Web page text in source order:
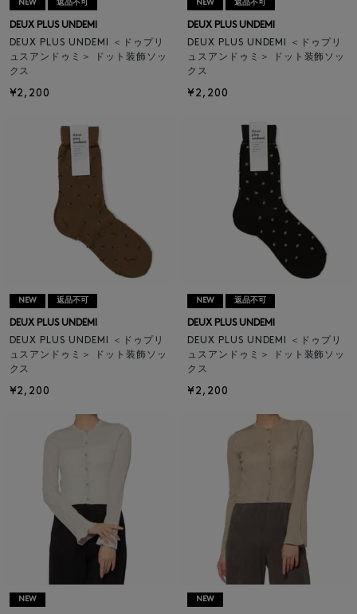
NEW 返品不可
DEUX PLUS UNDEMI
DEUX PLUS UNDEMI ＜ドゥプリ
ュスアンドゥミ＞ ドット装飾ソッ
クス
¥2,200
NEW 返品不可
DEUX PLUS UNDEMI
DEUX PLUS UNDEMI ＜ドゥプリ
ュスアンドゥミ＞ ドット装飾ソッ
クス
¥2,200
NEW 返品不可
DEUX PLUS UNDEMI
DEUX PLUS UNDEMI ＜ドゥプリ
ュスアンドゥミ＞ ドット装飾ソッ
クス
¥2,200
NEW 返品不可
DEUX PLUS UNDEMI
DEUX PLUS UNDEMI ＜ドゥプリ
ュスアンドゥミ＞ ドット装飾ソッ
クス
¥2,200
NEW NEW